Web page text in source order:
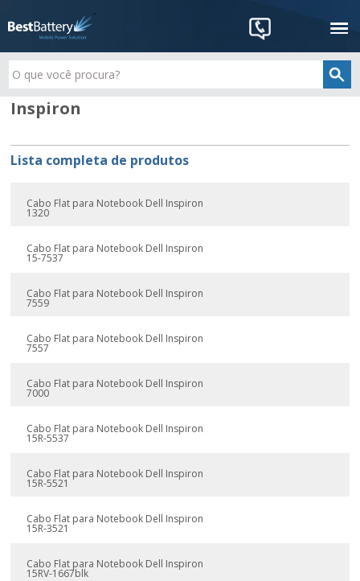
Inspiron
Lista completa de produtos
Cabo Flat para Notebook Dell Inspiron
1320
Cabo Flat para Notebook Dell Inspiron
15-7537
Cabo Flat para Notebook Dell Inspiron
7559
Cabo Flat para Notebook Dell Inspiron
7557
Cabo Flat para Notebook Dell Inspiron
7000
Cabo Flat para Notebook Dell Inspiron
15R-5537
Cabo Flat para Notebook Dell Inspiron
15R-5521
Cabo Flat para Notebook Dell Inspiron
15R-3521
Cabo Flat para Notebook Dell Inspiron
15RV-1667blk